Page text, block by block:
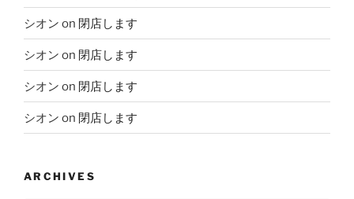
シオン on 閉店します
シオン on 閉店します
シオン on 閉店します
シオン on 閉店します
ARCHIVES